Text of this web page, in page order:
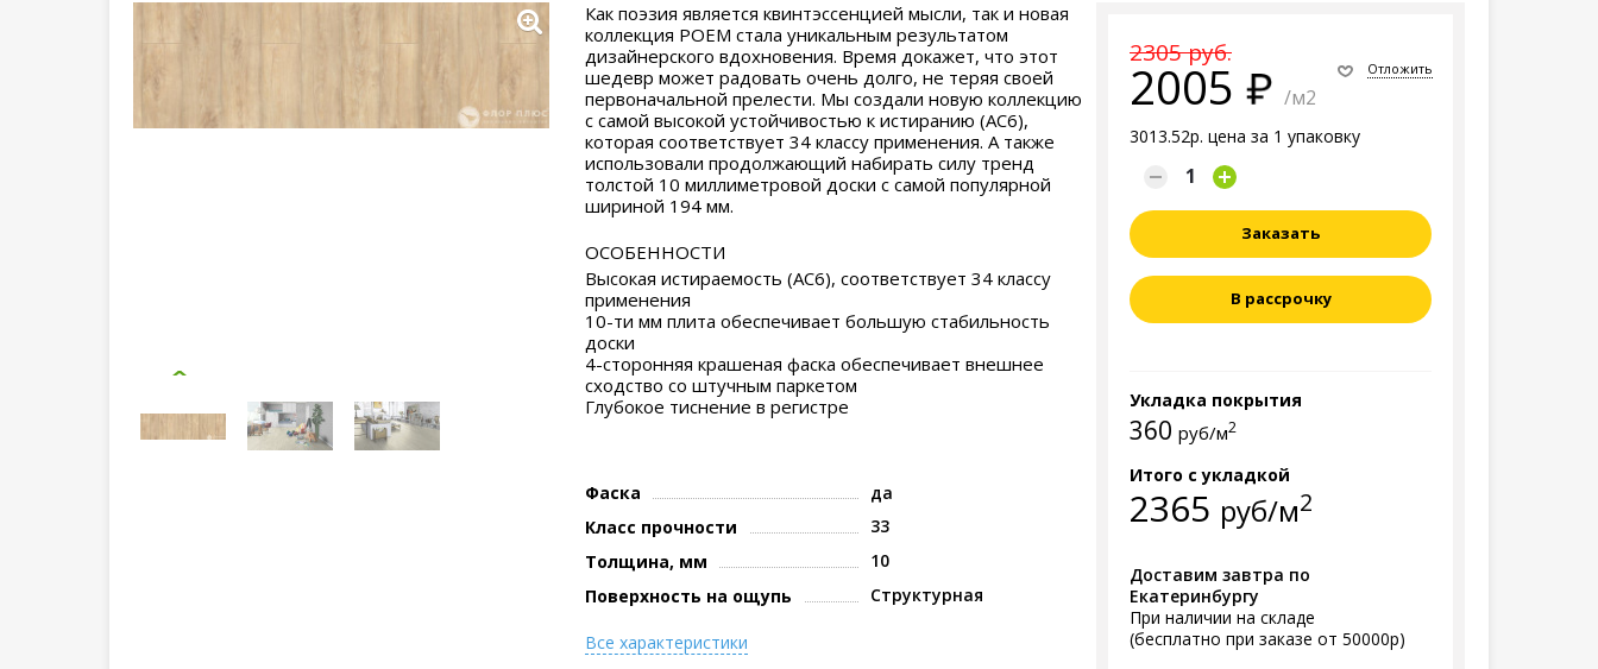
2305 руб.
2005 /м2
3013.52р. цена за 1 упаковку
Отложить
Заказать
В рассрочку
Укладка покрытия
360 руб/м2
Итого с укладкой
2365 руб/м2
Доставим завтра по
Екатеринбургу
При наличии на складе
(бесплатно при заказе от 50000р)
Как поэзия является квинтэссенцией мысли, так и новая
коллекция POEM стала уникальным результатом
дизайнерского вдохновения. Время докажет, что этот
шедевр может радовать очень долго, не теряя своей
первоначальной прелести. Мы создали новую коллекцию
с самой высокой устойчивостью к истиранию (AC6),
которая соответствует 34 классу применения. А также
использовали продолжающий набирать силу тренд
толстой 10 миллиметровой доски с самой популярной
шириной 194 мм.
ОСОБЕННОСТИ
Высокая истираемость (AC6), соответствует 34 классу
применения
10-ти мм плита обеспечивает большую стабильность
доски
4-сторонняя крашеная фаска обеспечивает внешнее
сходство со штучным паркетом
Глубокое тиснение в регистре
Фаска
да
Класс прочности
33
Толщина, мм
10
Поверхность на ощупь
Структурная
Все характеристики